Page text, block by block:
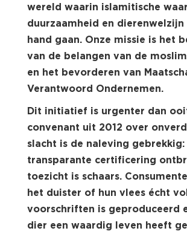
wereld waarin islamitische
duurzaamheid en dierenwelzijn
hand gaan. Onze missie is het
van de belangen van de
en het bevorderen van
Verantwoord Ondernemen.
Dit initiatief is urgenter dan
convenant uit 2012 over
slacht is de naleving gebrekkig:
transparante certificering
toezicht is schaars.
het duister of hun vlees écht
voorschriften is geproduceerd
dier een waardig leven heeft